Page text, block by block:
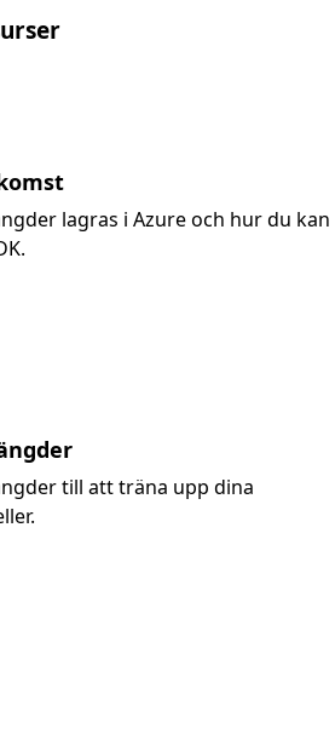
lagras i Azure och hur du kan
till att träna upp dina